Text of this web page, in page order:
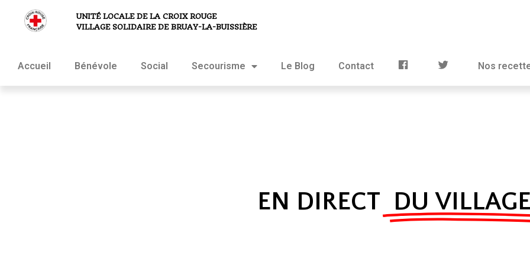
UNITÉ LOCALE DE LA CROIX ROUGE
VILLAGE SOLIDAIRE DE BRUAY-LA-BUISSIÈRE
Accueil Bénévole Social Secourisme Le Blog Contact Nos
EN DIRECT DU